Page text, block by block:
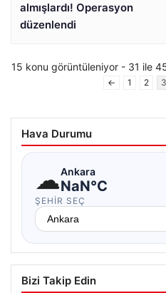
almışlardı! Operasyon
düzenlendi
15 konu görüntüleniyor - 31 ile
← 1 2 3
Hava Durumu
☁Ankara
NaN°C
ŞEHIR SEÇ
Bizi Takip Edin